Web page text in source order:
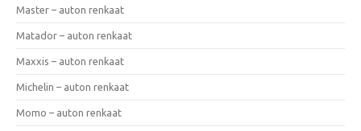
Master – auton renkaat
Matador – auton renkaat
Maxxis – auton renkaat
Michelin – auton renkaat
Momo – auton renkaat